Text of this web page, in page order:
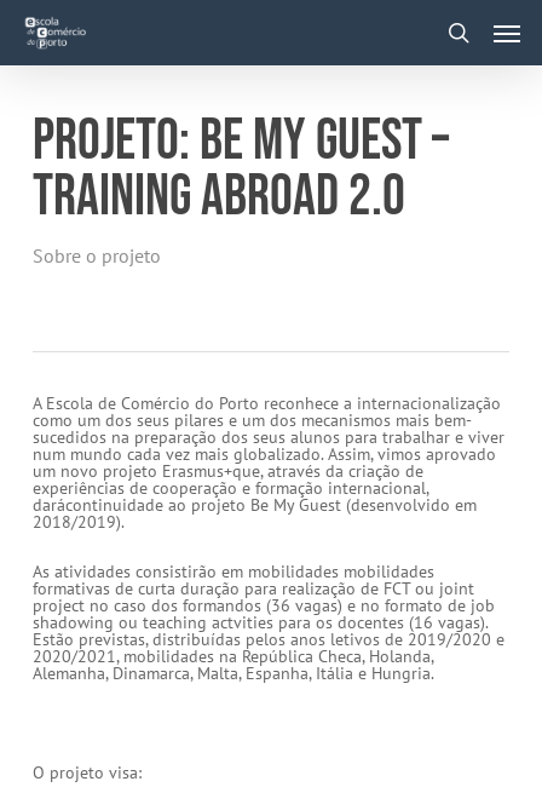
main
PROJETO: BE MY GUEST –
TRAINING ABROAD 2.0
Sobre o projeto
A Escola de Comércio do Porto reconhece a internacionalização
como um dos seus pilares e um dos mecanismos mais bem-
sucedidos na preparação dos seus alunos para trabalhar e viver
num mundo cada vez mais globalizado. Assim, vimos aprovado
um novo projeto Erasmus+que, através da criação de
experiências de cooperação e formação internacional,
darácontinuidade ao projeto Be My Guest (desenvolvido em
2018/2019).
As atividades consistirão em mobilidades mobilidades
formativas de curta duração para realização de FCT ou joint
project no caso dos formandos (36 vagas) e no formato de job
shadowing ou teaching actvities para os docentes (16 vagas).
Estão previstas, distribuídas pelos anos letivos de 2019/2020 e
2020/2021, mobilidades na República Checa, Holanda,
Alemanha, Dinamarca, Malta, Espanha, Itália e Hungria.
O projeto visa: